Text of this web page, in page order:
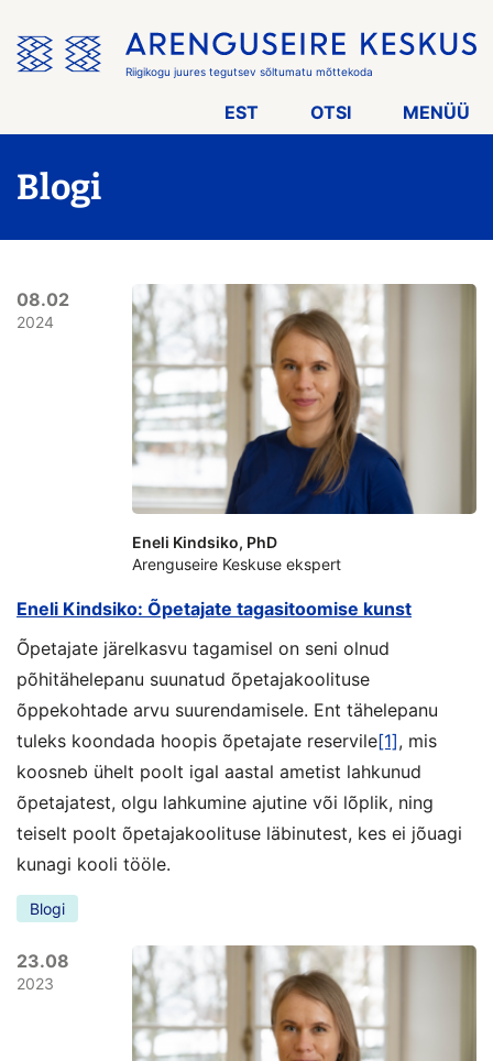
menüü
vahele
Riigikogu juures tegutsev sõltumatu mõttekoda
EST OTSI MENÜÜ
Blogi
08.02
2024
Eneli Kindsiko: Õpetajate tagasitoomise kunst
Õpetajate järelkasvu tagamisel on seni olnud
põhitähelepanu suunatud õpetajakoolituse
õppekohtade arvu suurendamisele. Ent tähelepanu
tuleks koondada hoopis õpetajate reservile[1], mis
koosneb ühelt poolt igal aastal ametist lahkunud
õpetajatest, olgu lahkumine ajutine või lõplik, ning
teiselt poolt õpetajakoolituse läbinutest, kes ei jõuagi
kunagi kooli tööle.
Blogi
Eneli Kindsiko, PhD
Arenguseire Keskuse ekspert
23.08
2023